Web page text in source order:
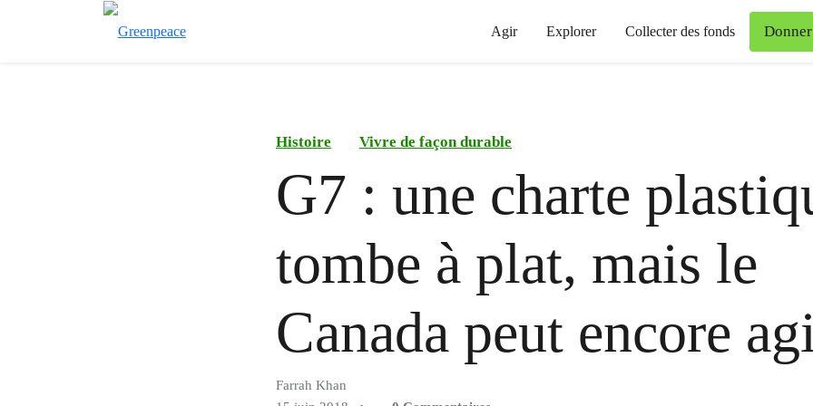
Agir Explorer Collecter des fonds Donner
Histoire Vivre de façon durable
G7 : une charte
tombe à plat, mais le
Canada peut encore
Farrah Khan